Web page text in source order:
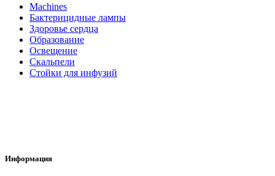
Machines
Бактерицидные лампы
Здоровье сердца
Образование
Освещение
Скальпели
Стойки для инфузий
Информация